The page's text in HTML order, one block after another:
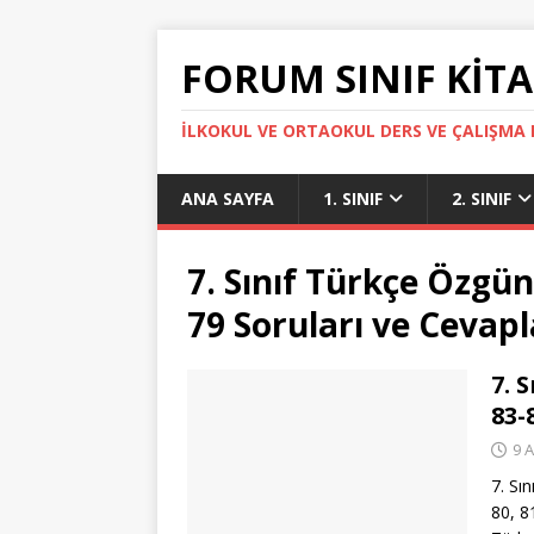
FORUM SINIF
İLKOKUL VE ORTAOKUL DERS VE
ANA SAYFA 1. SINIF 2. SINIF
7. Sınıf Türkçe
79 Soruları ve
7.
83-
9
7.
80,